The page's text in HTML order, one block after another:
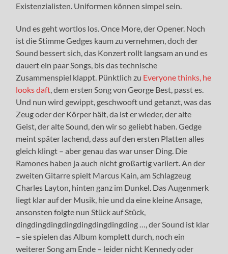
Existenzialisten. Uniformen können simpel sein.
Und es geht wortlos los. Once More, der Opener. Noch
ist die Stimme Gedges kaum zu vernehmen, doch der
Sound bessert sich, das Konzert rollt langsam an und es
dauert ein paar Songs, bis das technische
Zusammenspiel klappt. Pünktlich zu Everyone thinks, he
looks daft , dem ersten Song von George Best, passt es.
Und nun wird gewippt, geschwooft und getanzt, was das
Zeug oder der Körper hält, da ist er wieder, der alte
Geist, der alte Sound, den wir so geliebt haben. Gedge
meint später lachend, dass auf den ersten Platten alles
gleich klingt – aber genau das war unser Ding. Die
Ramones haben ja auch nicht großartig variiert. An der
zweiten Gitarre spielt Marcus Kain, am Schlagzeug
Charles Layton, hinten ganz im Dunkel. Das Augenmerk
liegt klar auf der Musik, hie und da eine kleine Ansage,
ansonsten folgte nun Stück auf Stück,
dingdingdingdingdingdingdingding …, der Sound ist klar
– sie spielen das Album komplett durch, noch ein
weiterer Song am Ende – leider nicht Kennedy oder